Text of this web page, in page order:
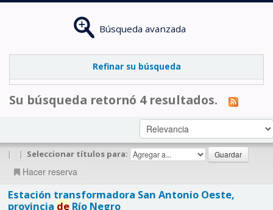
Búsqueda avanzada
Refinar su búsqueda
Su búsqueda retornó 4 resultados.
| | Seleccionar títulos para:
Hacer reserva
Estación transformadora San Antonio Oeste,
provincia deRío Negro